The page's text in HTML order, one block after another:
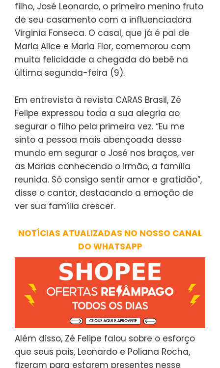
filho, José Leonardo, o primeiro menino fruto
de seu casamento com a influenciadora
Virginia Fonseca. O casal, que já é pai de
Maria Alice e Maria Flor, comemorou com
muita felicidade a chegada do bebê na
última segunda-feira (9).
Em entrevista à revista CARAS Brasil, Zé
Felipe expressou toda a sua alegria ao
segurar o filho pela primeira vez. “Eu me
sinto a pessoa mais abençoada desse
mundo em segurar o José nos braços, ver
as Marias conhecendo o irmão, a família
reunida. Só consigo sentir amor e gratidão”,
disse o cantor, destacando a emoção de
ver sua família crescer.
NOTÍCIAS ATUALIZADAS NO NOSSO CANAL
DO WHATSAPP
Além disso, Zé Felipe falou sobre o esforço
que seus pais, Leonardo e Poliana Rocha,
fizeram para estarem presentes nesse